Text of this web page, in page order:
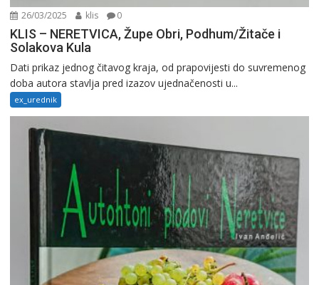
26/03/2025 klis 0
KLIS – NERETVICA, Župe Obri, Podhum/Žitače i
Solakova Kula
Dati prikaz jednog čitavog kraja, od prapovijesti do suvremenog
doba autora stavlja pred izazov ujednačenosti u...
ex_urednik